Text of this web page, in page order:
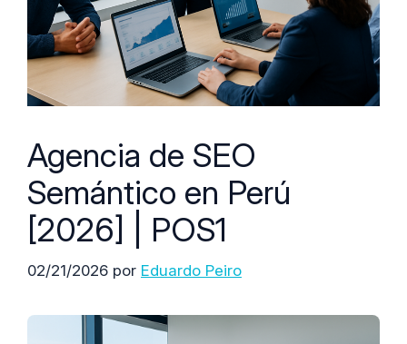
Agencia de SEO
Semántico en Perú
[2026] | POS1
02/21/2026 por Eduardo Peiro